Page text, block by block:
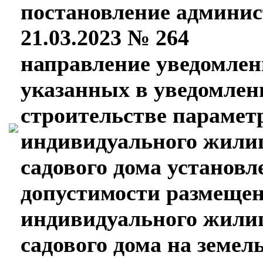
постановление
21.03.2023 № 264
направление
указанных в
строительстве
индивидуального
садового дома
допустимости
индивидуального
садового дома на